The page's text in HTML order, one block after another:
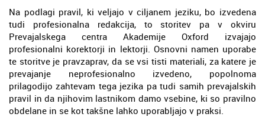
Na podlagi pravil, ki veljajo v ciljanem jeziku, bo izvedena
tudi profesionalna redakcija, to storitev pa v okviru
Prevajalskega centra Akademije Oxford izvajajo
profesionalni korektorji in lektorji. Osnovni namen uporabe
te storitve je pravzaprav, da se vsi tisti materiali, za katere je
prevajanje neprofesionalno izvedeno, popolnoma
prilagodijo zahtevam tega jezika pa tudi samih prevajalskih
pravil in da njihovim lastnikom damo vsebine, ki so pravilno
obdelane in se kot takšne lahko uporabljajo v praksi.